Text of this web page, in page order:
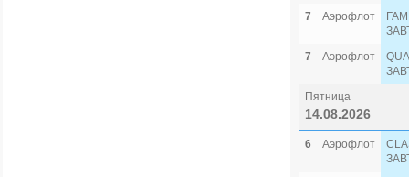
7
Аэрофлот
7
Аэрофлот
Пятница
14.08.2026
6 Аэрофлот